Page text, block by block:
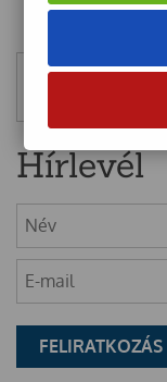
Mentett
Hírlevél